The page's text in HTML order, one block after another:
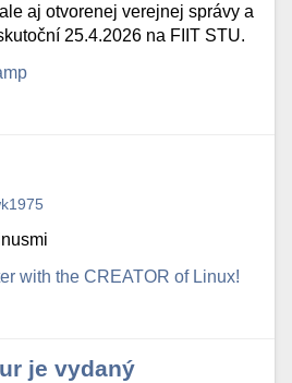
aj otvorenej verejnej správy a
25.4.2026 na FIIT STU.
with the CREATOR of Linux!
je vydaný